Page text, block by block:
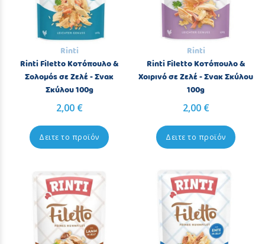
Rinti
Rinti Filetto Κοτόπουλο &
Σολομός σε Ζελέ - Σνακ
Σκύλου 100g
2,00 €
Δειτε το προϊόν
Rinti
Rinti Filetto Κοτόπουλο &
Χοιρινό σε Ζελέ - Σνακ Σκύλου
100g
2,00 €
Δειτε το προϊόν